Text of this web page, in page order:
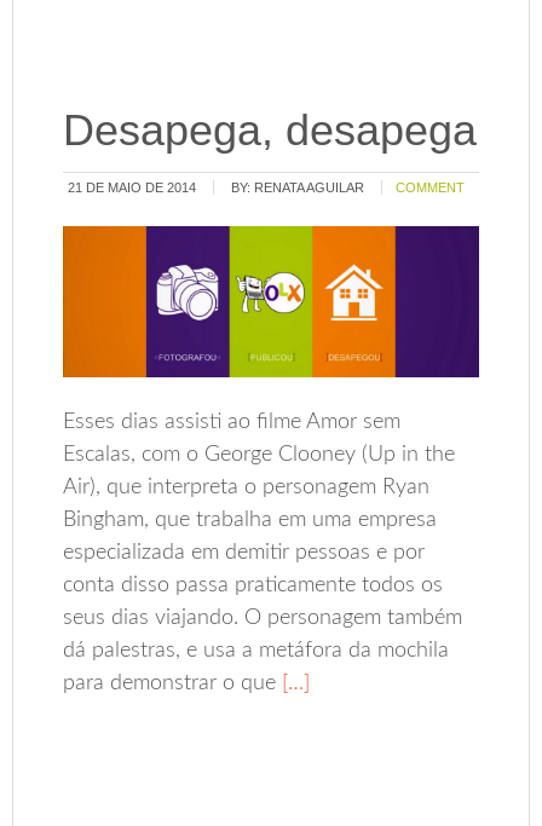
Desapega, desapega
21 DE MAIO DE 2014 BY: RENATA AGUILAR COMMENT
Esses dias assisti ao filme Amor sem
Escalas, com o George Clooney (Up in the
Air), que interpreta o personagem Ryan
Bingham, que trabalha em uma empresa
especializada em demitir pessoas e por
conta disso passa praticamente todos os
seus dias viajando. O personagem também
dá palestras, e usa a metáfora da mochila
para demonstrar o que […]